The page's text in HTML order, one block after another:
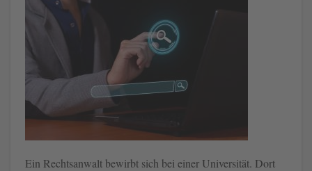
Ein Rechtsanwalt bewirbt sich bei einer Universität. Dort